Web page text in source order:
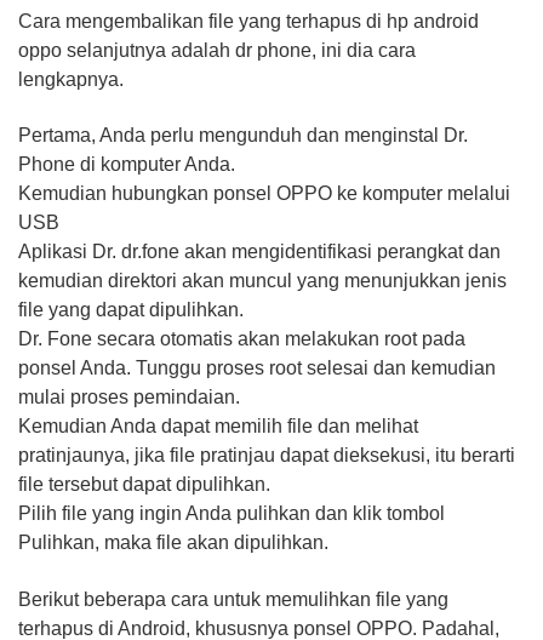
Cara mengembalikan file yang terhapus di hp android
oppo selanjutnya adalah dr phone, ini dia cara
lengkapnya.
Pertama, Anda perlu mengunduh dan menginstal Dr.
Phone di komputer Anda.
Kemudian hubungkan ponsel OPPO ke komputer melalui
USB
Aplikasi Dr. dr.fone akan mengidentifikasi perangkat dan
kemudian direktori akan muncul yang menunjukkan jenis
file yang dapat dipulihkan.
Dr. Fone secara otomatis akan melakukan root pada
ponsel Anda. Tunggu proses root selesai dan kemudian
mulai proses pemindaian.
Kemudian Anda dapat memilih file dan melihat
pratinjaunya, jika file pratinjau dapat dieksekusi, itu berarti
file tersebut dapat dipulihkan.
Pilih file yang ingin Anda pulihkan dan klik tombol
Pulihkan, maka file akan dipulihkan.
Berikut beberapa cara untuk memulihkan file yang
terhapus di Android, khususnya ponsel OPPO. Padahal,